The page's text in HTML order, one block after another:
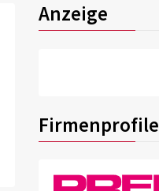
Anzeige
Firmenprofile